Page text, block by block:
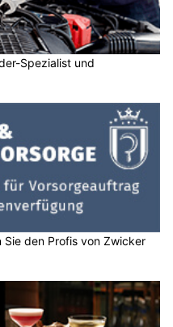
Spezialist und
Sie den Profis von Zwicker